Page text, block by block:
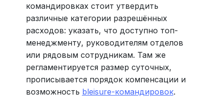
командировках стоит утвердить
различные категории разрешённых
расходов: указать, что доступно топ-
менеджменту, руководителям отделов
или рядовым сотрудникам. Там же
регламентируется размер суточных,
прописывается порядок компенсации и
возможность bleisure-командировок.